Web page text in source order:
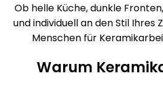
Ob helle Küche, dunkle
und individuell an den Stil
Menschen für
Warum